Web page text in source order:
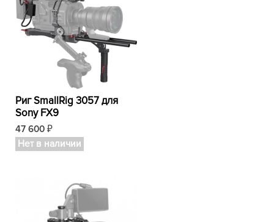
Риг SmallRig 3057 для
Sony FX9
47 600 ₽
Нет в наличии